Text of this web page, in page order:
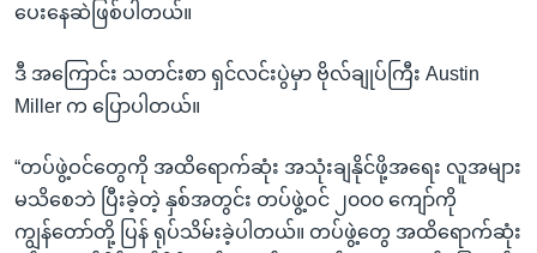
ပေးနေဆဲဖြစ်ပါတယ်။
ဒီ အကြောင်း သတင်းစာ ရှင်လင်းပွဲမှာ ဗိုလ်ချုပ်ကြီး Austin
Miller က ပြောပါတယ်။
“တပ်ဖွဲ့ဝင်တွေကို အထိရောက်ဆုံး အသုံးချနိုင်ဖို့အရေး လူအများ
မသိစေဘဲ ပြီးခဲ့တဲ့ နှစ်အတွင်း တပ်ဖွဲ့ဝင် ၂၀၀၀ ကျော်ကို
ကျွန်တော်တို့ ပြန် ရုပ်သိမ်းခဲ့ပါတယ်။ တပ်ဖွဲ့တွေ အထိရောက်ဆုံး